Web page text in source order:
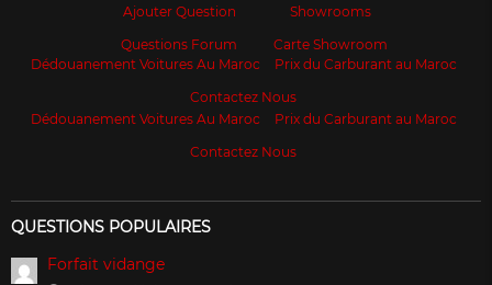
Ajouter Question
Questions Forum
Showrooms
Carte Showroom
Dédouanement Voitures Au Maroc
Prix du Carburant au Maroc
Contactez Nous
Dédouanement Voitures Au Maroc
Prix du Carburant au Maroc
Contactez Nous
QUESTIONS POPULAIRES
Forfait vidange